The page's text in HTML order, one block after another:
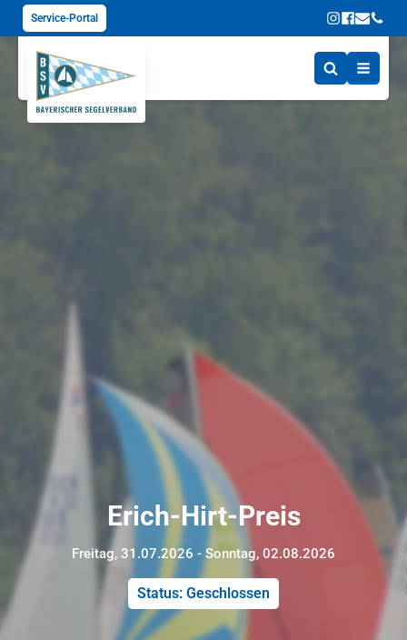
Service-Portal
Erich-Hirt-Preis
Freitag, 31.07.2026 - Sonntag, 02.08.2026
Status: Geschlossen